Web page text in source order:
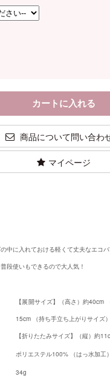
商品について問い合わ
マイページ
中に入れておける軽くて丈夫なエコ
段使いもできるので大人気！
【展開サイズ】（高さ）約40cm
15cm （持ち手立ち上がりサイズ
【折りたたみサイズ】（縦）約
ポリエステル100% （はっ水加工）
34g